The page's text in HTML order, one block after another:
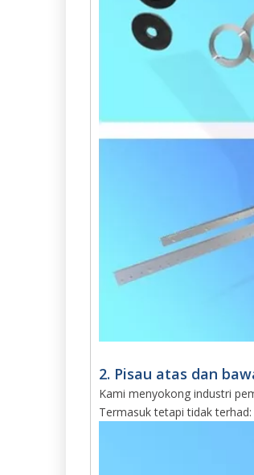
2. Pisau atas dan
Kami menyokong industri
Termasuk tetapi tidak